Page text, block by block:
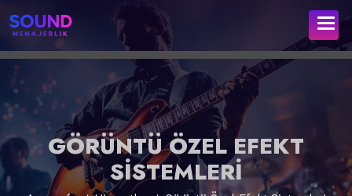
GÖRÜNTÜ ÖZEL EFEKT
SISTEMLERI